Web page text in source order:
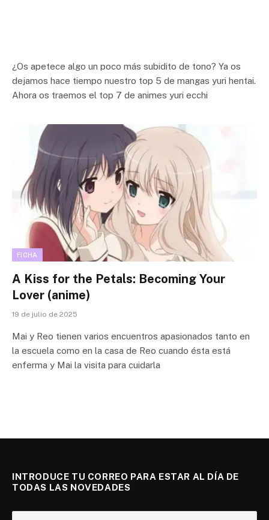
¿Os apetece algo un poco más subidito de tono? Ya os
dejamos hace tiempo nuestro top 5 de mangas yuri hentai.
Ahora os traemos el top 7 de animes yuri ecchi
FICHA
A Kiss for the Petals: Becoming Your
Lover (anime)
19 de julio de 2025
Mai y Reo tienen varios encuentros apasionados tanto en
la escuela como en la casa de Reo cuando ésta está
enferma y Mai la visita para cuidarla
INTRODUCE TU CORREO PARA ESTAR AL DÍA DE
TODAS LAS NOVEDADES